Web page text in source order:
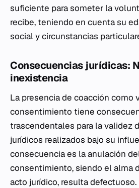
suficiente para someter la
recibe, teniendo en cuenta su
social y circunstancias
Consecuencias jurídicas:
inexistencia
La presencia de coacción como
consentimiento tiene
trascendentales para la validez
jurídicos realizados bajo su
consecuencia es la anulación
consentimiento, siendo el alma
acto jurídico, resulta